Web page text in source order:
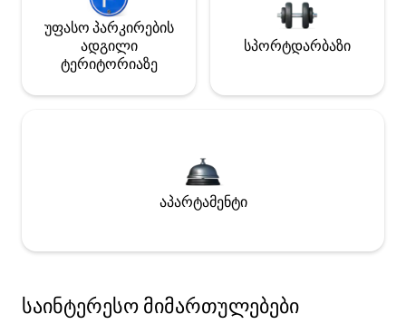
უფასო პარკირების
ადგილი
ტერიტორიაზე
სპორტდარბაზი
აპარტამენტი
საინტერესო მიმართულებები